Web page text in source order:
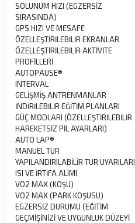
SOLUNUM HIZI (EGZERSİZ
SIRASINDA)
GPS HIZI VE MESAFE
ÖZELLEŞTİRİLEBİLİR EKRANLAR
ÖZELLEŞTİRİLEBİLİR AKTİVİTE
PROFİLLERİ
AUTOPAUSE®
INTERVAL
GELİŞMİŞ ANTRENMANLAR
İNDİRİLEBİLİR EĞİTİM PLANLARI
GÜÇ MODLARI (ÖZELLEŞTİRİLEBİLİR
HAREKETSİZ PİL AYARLARI)
AUTO LAP®
MANUEL TUR
YAPILANDIRILABİLİR TUR UYARILARI
ISI VE İRTİFA ALIMI
VO2 MAX (KOŞU)
VO2 MAX (PARK KOŞUSU)
EGZERSİZ DURUMU (EĞİTİM
GEÇMİŞİNİZİ VE UYGUNLUK DÜZEYİ